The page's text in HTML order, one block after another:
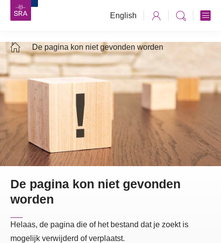
English
De pagina kon niet gevonden worden
De pagina kon niet gevonden
worden
Helaas, de pagina die of het bestand dat je zoekt is
mogelijk verwijderd of verplaatst.